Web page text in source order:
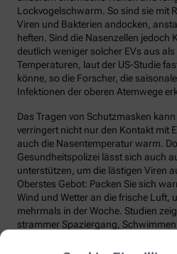
Lockvogelschwarm. So sind sie mit
Viren und Bakterien andocken,
heften. Sind die Nasenzellen jedoch
deutlich weniger solcher EVs aus
Temperaturen, laut der US-Studie
könne, so die Forscher, die
Infektionen der oberen Atemwege
Das Tragen von Schutzmasken
verringert nicht nur den Kontakt mit
auch die Nasentemperatur warm.
Gesundheitspolizei lässt sich auch
unterstützen, um die lästigen Viren
Oberstes Gebot: Packen Sie sich
Wind und Wetter an die frische Luft,
mehrmals in der Woche. Studien
strammer Spaziergang,
Regelmäßige Bewegung sorgt auch